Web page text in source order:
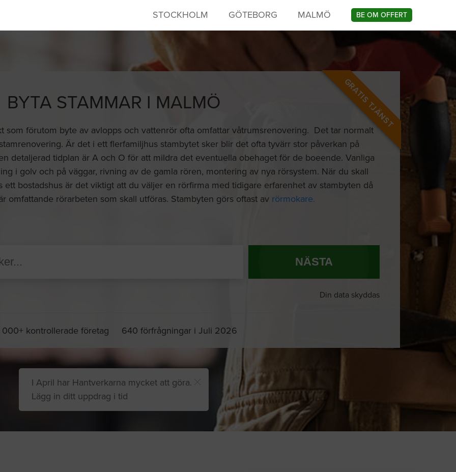
STOCKHOLM GÖTEBORG MALMÖ BE OM OFFERT
GRATIS TJÄNST
BYTA STAMMAR I MALMÖ
som förutom byte av avlopps och vattenrör ofta omfattar våtrumsrenovering. Det tar normalt
Är det i ett flerfamiljhus stambytet sker blir det ofta tyvärr stor påverkan på
detaljerad tidplan är A och O för att mildra det eventuella obehaget för de boeende. Vanliga
i golv och på väggar, rivning av de gamla rören, montering av nya rörsystem. När du skall
bostadshus är det viktigt att du väljer en rörfirma med tidigare erfarenhet av stambyten då
omfattande rörarbeten som skall utföras. Stambyten görs oftast av rörmokare.
NÄSTA
Din data skyddas
000+ kontrollerade företag 640 förfrågningar i Juli 2026
I April har Hantverkarna mycket att göra.
Lägg in ditt uppdrag i tid
Du och
proffshjälp just nu